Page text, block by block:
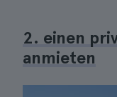
2. einen
anmieten